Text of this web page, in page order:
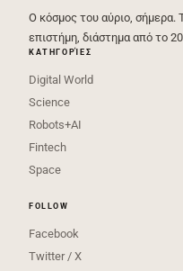
Ο κόσμος του αύριο, σήμερα.
επιστήμη, διάστημα από το
ΚΑΤΗΓΟΡΊΕΣ
Digital World
Science
Robots+AI
Fintech
Space
FOLLOW
Facebook
Twitter / X